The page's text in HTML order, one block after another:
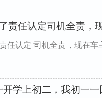
责任认定司机全责，
任认定 司机全责，现在
学上初二，我初一